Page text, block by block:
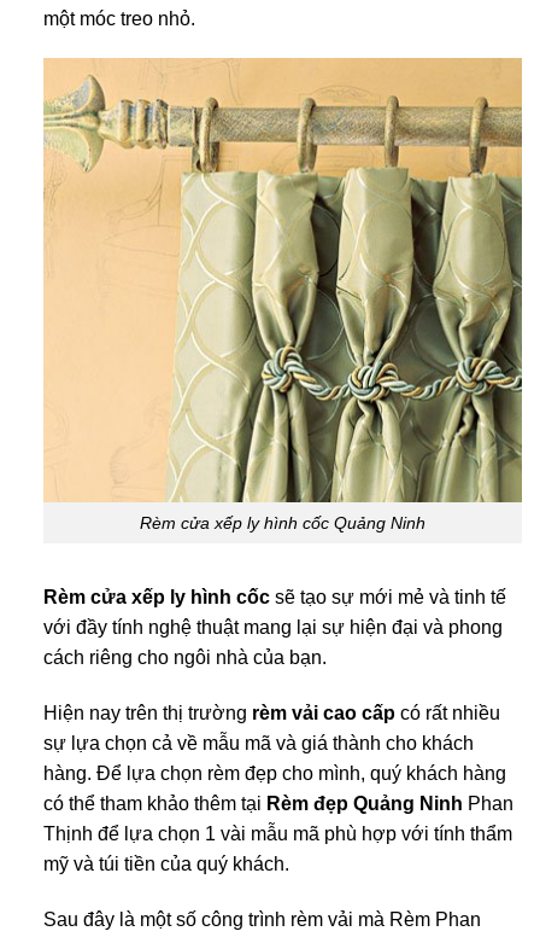
một móc treo nhỏ.
Rèm cửa xếp ly hình cốc Quảng Ninh
Rèm cửa xếp ly hình cốcsẽ tạo sự mới mẻ và tinh tế
với đầy tính nghệ thuật mang lại sự hiện đại và phong
cách riêng cho ngôi nhà của bạn.
Hiện nay trên thị trường rèm vải cao cấpcó rất nhiều
sự lựa chọn cả về mẫu mã và giá thành cho khách
hàng. Để lựa chọn rèm đẹp cho mình, quý khách hàng
có thể tham khảo thêm tại Rèm đẹp Quảng Ninh Phan
Thịnh để lựa chọn 1 vài mẫu mã phù hợp với tính thẩm
mỹ và túi tiền của quý khách.
Sau đây là một số công trình rèm vải mà Rèm Phan